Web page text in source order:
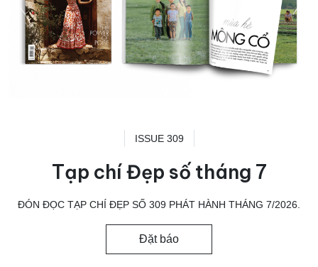
ISSUE 309
Tạp chí Đẹp số tháng 7
ĐÓN ĐỌC TẠP CHÍ ĐẸP SỐ 309 PHÁT HÀNH THÁNG 7/2026.
Đặt báo